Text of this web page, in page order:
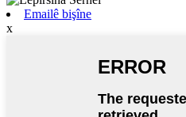
Emailê bişîne
x